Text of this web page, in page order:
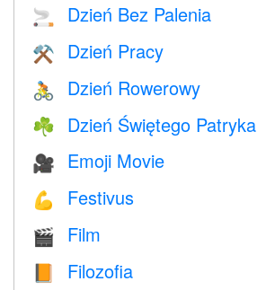
🚬 Dzień Bez Palenia
⚒️ Dzień Pracy
🚴 Dzień Rowerowy
☘️ Dzień Świętego Patryka
🎥 Emoji Movie
💪 Festivus
🎬 Film
📙 Filozofia